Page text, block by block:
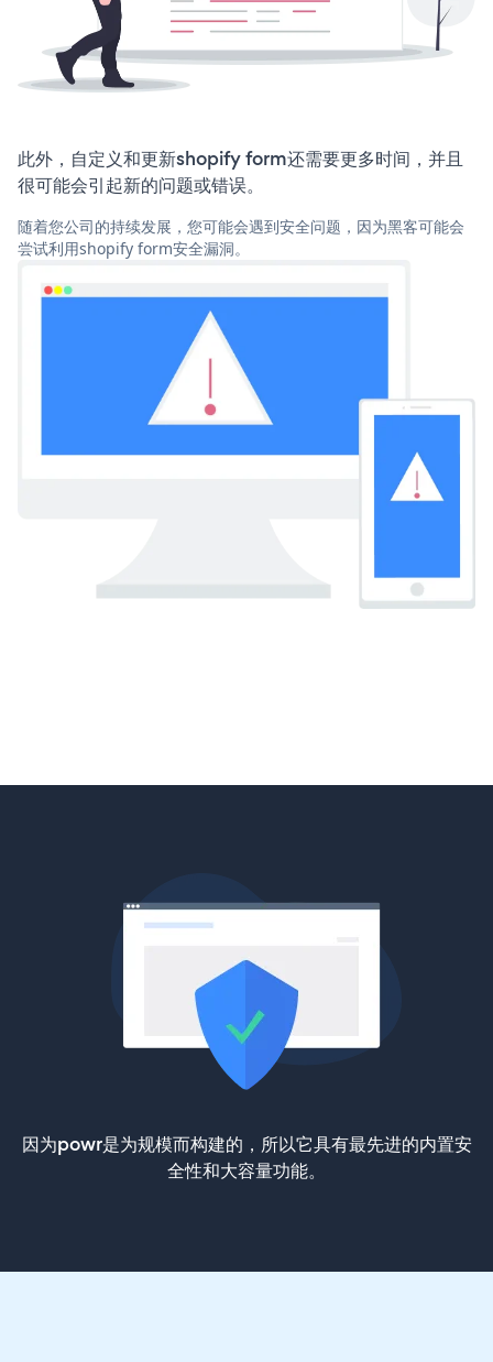
此外，自定义和更新shopify form还需要更多时间，并且
很可能会引起新的问题或错误。
随着您公司的持续发展，您可能会遇到安全问题，因为黑客可能会
尝试利用shopify form安全漏洞。
因为powr是为规模而构建的，所以它具有最先进的内置安
全性和大容量功能。